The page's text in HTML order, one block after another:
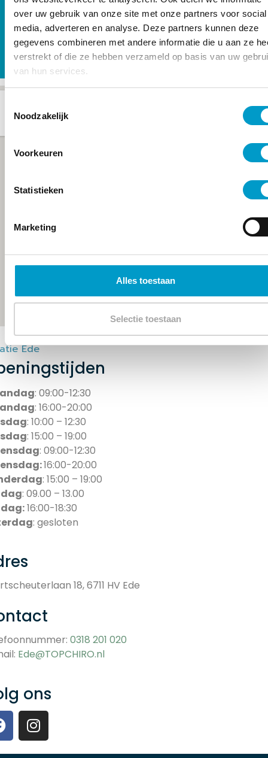
over uw gebruik van onze site met onze partners voor social
media, adverteren en analyse. Deze partners kunnen deze
gegevens combineren met andere informatie die u aan ze
verstrekt of die ze hebben verzameld op basis van uw
van hun services.
Noodzakelijk
Voorkeuren
Statistieken
Marketing
Alles toestaan
Selectie toestaan
Tevreden cliënten
Ede
: 09:00-12:30
: 16:00-20:00
: 10:00 – 12:30
: 15:00 – 19:00
: 09:00-12:30
16:00-20:00
: 15:00 – 19:00
: 09.00 – 13.00
16:00-18:30
: gesloten
18, 6711 HV Ede
0318 201 020
Ede@TOPCHIRO.nl
ons